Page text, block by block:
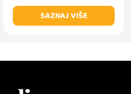
SAZNAJ VIŠE